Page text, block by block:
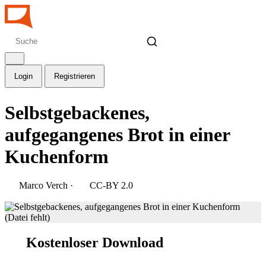
Login Registrieren
Selbstgebackenes,
aufgegangenes Brot in einer
Kuchenform
Marco Verch · CC-BY 2.0
Kostenloser Download